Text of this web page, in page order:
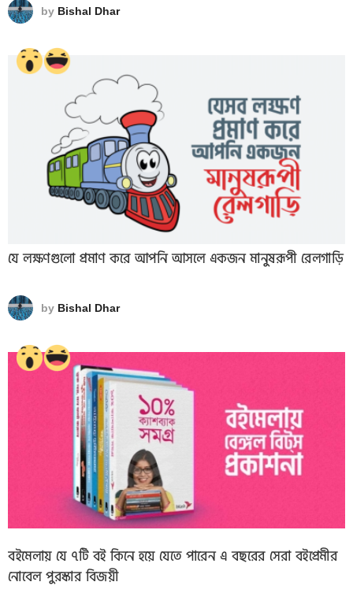
by Bishal Dhar
যে লক্ষণগুলো প্রমাণ করে আপনি আসলে একজন মানুষরূপী রেলগাড়ি
by Bishal Dhar
বইমেলায় যে ৭টি বই কিনে হয়ে যেতে পারেন এ বছরের সেরা বইপ্রেমীর
নোবেল পুরস্কার বিজয়ী